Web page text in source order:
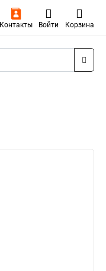
Контакты Войти Корзина